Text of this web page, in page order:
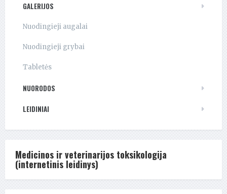
GALERIJOS
Nuodingieji augalai
Nuodingieji grybai
Tabletės
NUORODOS
LEIDINIAI
Medicinos ir veterinarijos toksikologija
(internetinis leidinys)